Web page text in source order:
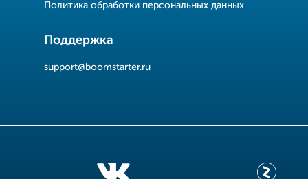
Политика обработки персональных данных
Поддержка
support@boomstarter.ru